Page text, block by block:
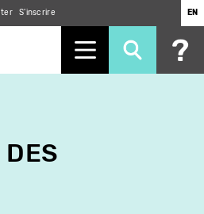
S'inscrire EN